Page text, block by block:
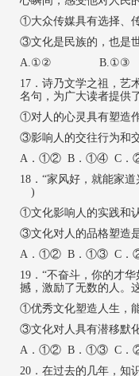
①大众传媒具有选择、
③文化是民族的，
A.①②
17 ．诗乃文学之祖，
名句，为广大读者提
①对人的心灵具有塑造
③影响人的交往行为和
A．①② B．①④ C
18 ． “家风好，就能家
)
①文化影响人的实践和
③文化对人的品格塑造
A．①② B．①③ C
19．“不奋斗，你的才
撼，激励了无数的人
①优秀文化塑造人生，
③文化对人具有潜移默
A．①② B．①③ C
20 ．在过去的几年，